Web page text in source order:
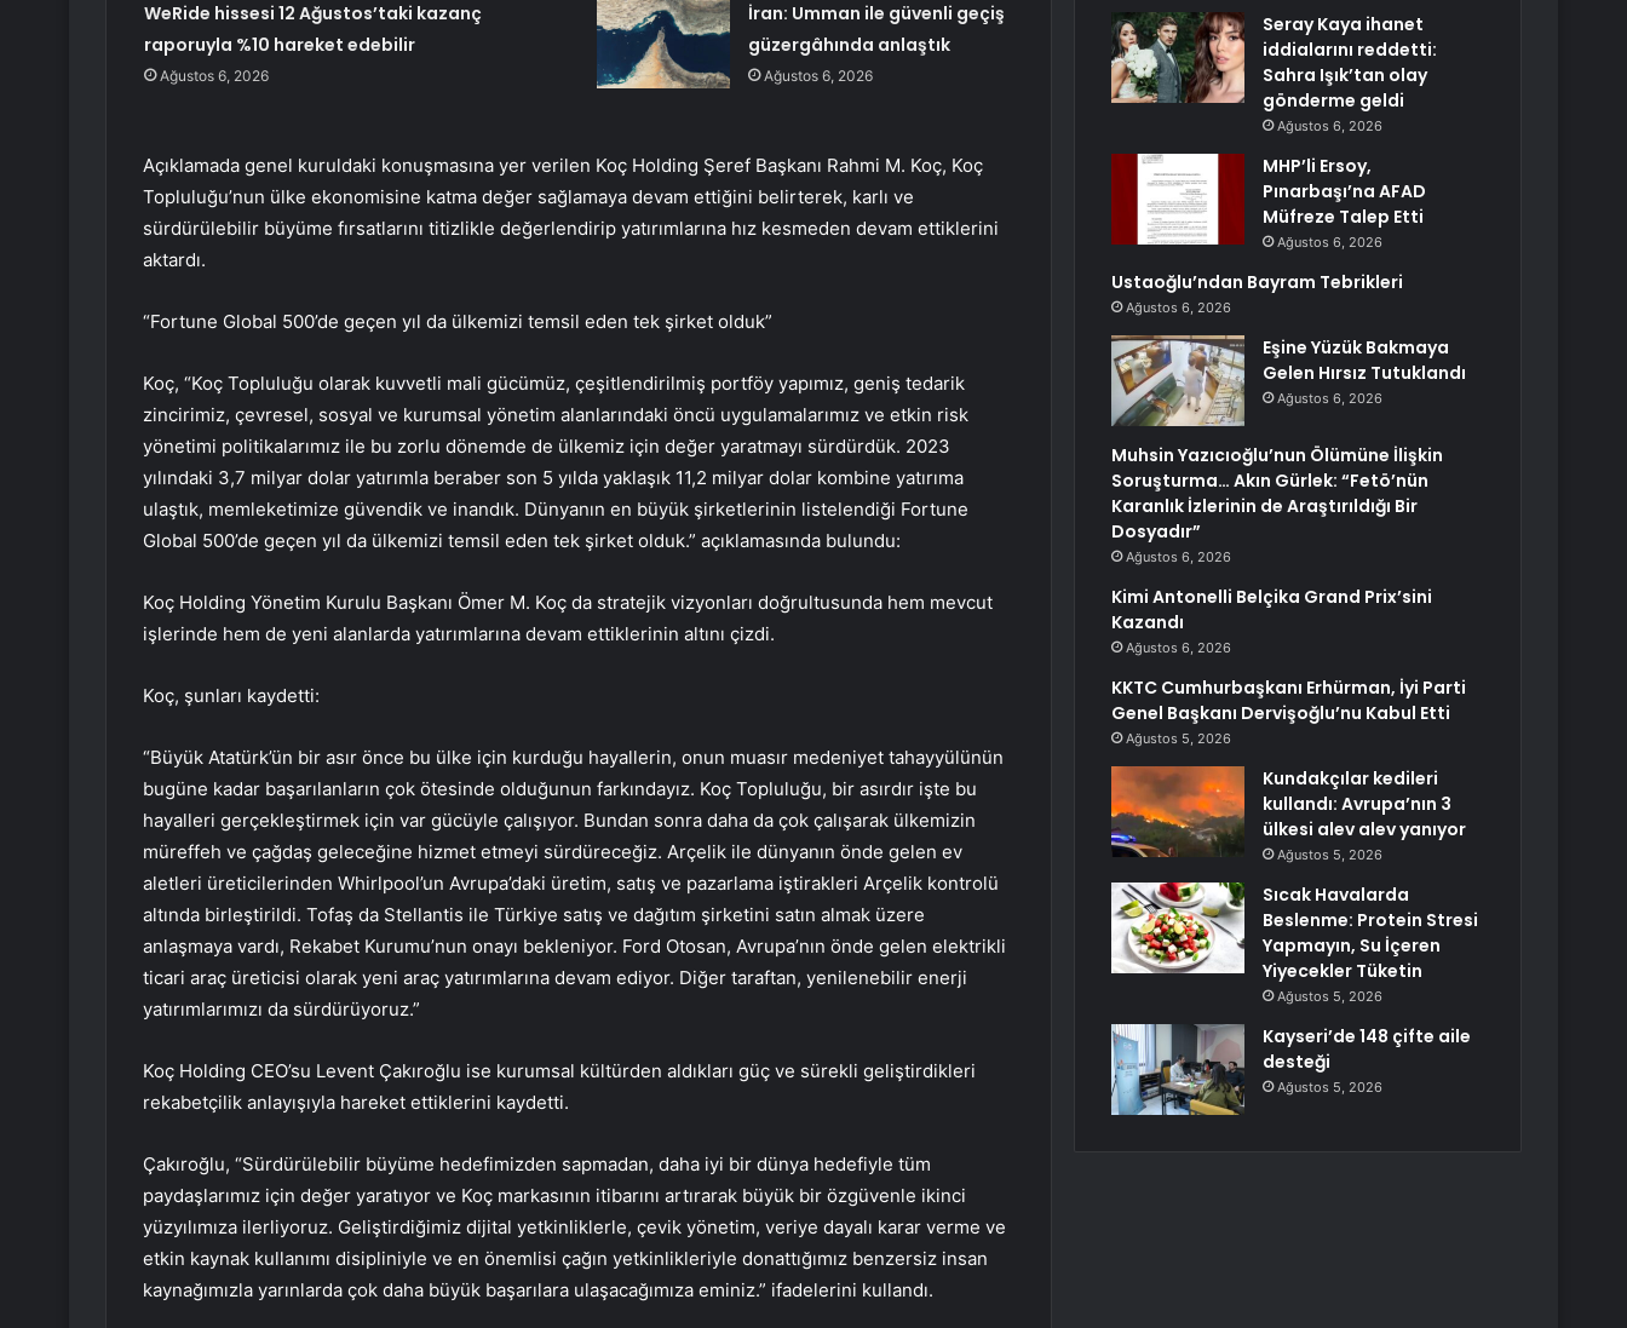
WeRide hissesi 12 Ağustos’taki kazanç
raporuyla %10 hareket edebilir
Ağustos 6, 2026
İran: Umman ile güvenli geçiş
güzergâhında anlaştık
Ağustos 6, 2026
Açıklamada genel kuruldaki konuşmasına yer verilen Koç Holding Şeref Başkanı Rahmi M. Koç, Koç
Topluluğu’nun ülke ekonomisine katma değer sağlamaya devam ettiğini belirterek, karlı ve
sürdürülebilir büyüme fırsatlarını titizlikle değerlendirip yatırımlarına hız kesmeden devam ettiklerini
aktardı.
“Fortune Global 500’de geçen yıl da ülkemizi temsil eden tek şirket olduk”
Koç, “Koç Topluluğu olarak kuvvetli mali gücümüz, çeşitlendirilmiş portföy yapımız, geniş tedarik
zincirimiz, çevresel, sosyal ve kurumsal yönetim alanlarındaki öncü uygulamalarımız ve etkin risk
yönetimi politikalarımız ile bu zorlu dönemde de ülkemiz için değer yaratmayı sürdürdük. 2023
yılındaki 3,7 milyar dolar yatırımla beraber son 5 yılda yaklaşık 11,2 milyar dolar kombine yatırıma
ulaştık, memleketimize güvendik ve inandık. Dünyanın en büyük şirketlerinin listelendiği Fortune
Global 500’de geçen yıl da ülkemizi temsil eden tek şirket olduk.” açıklamasında bulundu:
Koç Holding Yönetim Kurulu Başkanı Ömer M. Koç da stratejik vizyonları doğrultusunda hem mevcut
işlerinde hem de yeni alanlarda yatırımlarına devam ettiklerinin altını çizdi.
Koç, şunları kaydetti:
“Büyük Atatürk’ün bir asır önce bu ülke için kurduğu hayallerin, onun muasır medeniyet tahayyülünün
bugüne kadar başarılanların çok ötesinde olduğunun farkındayız. Koç Topluluğu, bir asırdır işte bu
hayalleri gerçekleştirmek için var gücüyle çalışıyor. Bundan sonra daha da çok çalışarak ülkemizin
müreffeh ve çağdaş geleceğine hizmet etmeyi sürdüreceğiz. Arçelik ile dünyanın önde gelen ev
aletleri üreticilerinden Whirlpool’un Avrupa’daki üretim, satış ve pazarlama iştirakleri Arçelik kontrolü
altında birleştirildi. Tofaş da Stellantis ile Türkiye satış ve dağıtım şirketini satın almak üzere
anlaşmaya vardı, Rekabet Kurumu’nun onayı bekleniyor. Ford Otosan, Avrupa’nın önde gelen elektrikli
ticari araç üreticisi olarak yeni araç yatırımlarına devam ediyor. Diğer taraftan, yenilenebilir enerji
yatırımlarımızı da sürdürüyoruz.”
Koç Holding CEO’su Levent Çakıroğlu ise kurumsal kültürden aldıkları güç ve sürekli geliştirdikleri
rekabetçilik anlayışıyla hareket ettiklerini kaydetti.
Çakıroğlu, “Sürdürülebilir büyüme hedefimizden sapmadan, daha iyi bir dünya hedefiyle tüm
paydaşlarımız için değer yaratıyor ve Koç markasının itibarını artırarak büyük bir özgüvenle ikinci
yüzyılımıza ilerliyoruz. Geliştirdiğimiz dijital yetkinliklerle, çevik yönetim, veriye dayalı karar verme ve
etkin kaynak kullanımı disipliniyle ve en önemlisi çağın yetkinlikleriyle donattığımız benzersiz insan
kaynağımızla yarınlarda çok daha büyük başarılara ulaşacağımıza eminiz.” ifadelerini kullandı.
Seray Kaya ihanet
iddialarını reddetti:
Sahra Işık’tan olay
gönderme geldi
Ağustos 6, 2026
MHP’li Ersoy,
Pınarbaşı’na AFAD
Müfreze Talep Etti
Ağustos 6, 2026
Ustaoğlu’ndan Bayram Tebrikleri
Ağustos 6, 2026
Eşine Yüzük Bakmaya
Gelen Hırsız Tutuklandı
Ağustos 6, 2026
Muhsin Yazıcıoğlu’nun Ölümüne İlişkin
Soruşturma… Akın Gürlek: “Fetö’nün
Karanlık İzlerinin de Araştırıldığı Bir
Dosyadır”
Ağustos 6, 2026
Kimi Antonelli Belçika Grand Prix’sini
Kazandı
Ağustos 6, 2026
KKTC Cumhurbaşkanı Erhürman, İyi Parti
Genel Başkanı Dervişoğlu’nu Kabul Etti
Ağustos 5, 2026
Kundakçılar kedileri
kullandı: Avrupa’nın 3
ülkesi alev alev yanıyor
Ağustos 5, 2026
Sıcak Havalarda
Beslenme: Protein Stresi
Yapmayın, Su İçeren
Yiyecekler Tüketin
Ağustos 5, 2026
Kayseri’de 148 çifte aile
desteği
Ağustos 5, 2026